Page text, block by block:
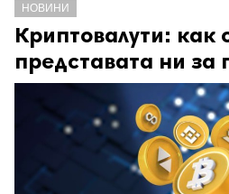
НОВИНИ
Криптовалути: как
представата ни за